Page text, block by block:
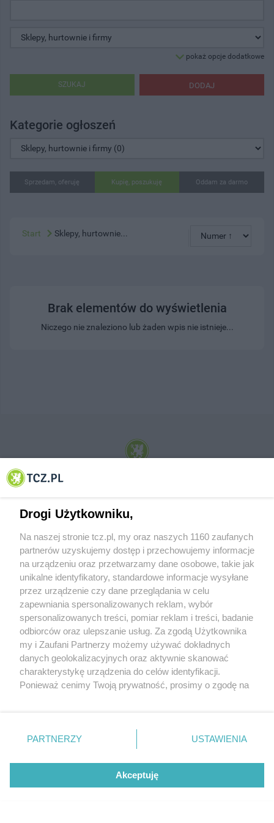
pokaż opcje dodatkowe
DODAJ
SZUKAJ
Kategorie ogłoszeń
Sprzedam, oferuję Kupię, poszukuję Oddam za darmo
Start Sklepy, hurtownie...
Brak elementów do wyświetlenia
Niczego nie znaleziono lub żaden wpis nie istnieje...
© 2001-2026 Tczew - TCZ.PL Sp. z o.o. Internetowy Serwis Informacyjny Miasta
O FIRMIE POLITYKA PRYWATNOŚCI HOSTING
REKLAMA WSPÓŁPRACA RSS FACEBOOK KONTAKT
Nasze serwisy
Aktualności
Tcz24
Historia miasta
Muzyka i kultura
Archiwum wydarzeń
Zdjęcia miasta
Drogi Użytkowniku,
Na naszej stronie tcz.pl, my oraz naszych 1160 zaufanych
partnerów uzyskujemy dostęp i przechowujemy informacje
na urządzeniu oraz przetwarzamy dane osobowe, takie jak
unikalne identyfikatory, standardowe informacje wysyłane
przez urządzenie czy dane przeglądania w celu
zapewniania spersonalizowanych reklam, wybór
spersonalizowanych treści, pomiar reklam i treści, badanie
odbiorców oraz ulepszanie usług. Za zgodą Użytkownika
my i Zaufani Partnerzy możemy używać dokładnych
danych geolokalizacyjnych oraz aktywnie skanować
charakterystykę urządzenia do celów identyfikacji.
Ponieważ cenimy Twoją prywatność, prosimy o zgodę na
znajdujący się w lewym dolnym rogu strony
. Niektóre
przetwarzaniu. Preferencje będą miały zastosowania tylko
PARTNERZY USTAWIENIA
Akceptuję